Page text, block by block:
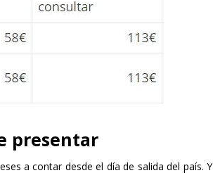
presentar
a contar desde el día de salida del país. Y